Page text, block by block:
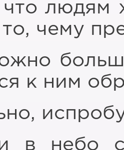
людям
чему
к ним
в небо